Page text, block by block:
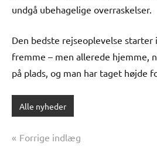
undgå ubehagelige overraskelser.
Den bedste rejseoplevelse
fremme – men allerede hjemme,
på plads, og man har taget højde
Alle nyheder
Indlægsnavigation
Forrige indlæg